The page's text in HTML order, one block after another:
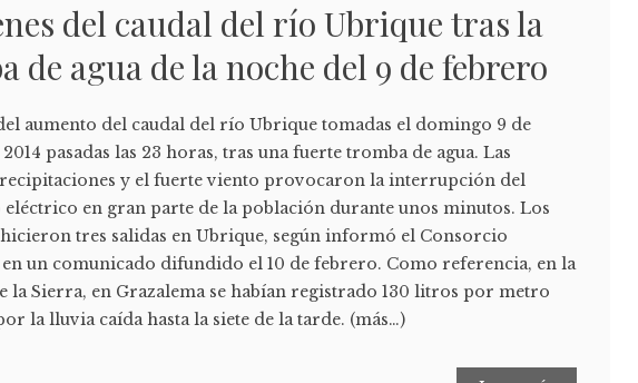
del caudal del río Ubrique tras la
de agua de la noche del 9 de febrero
aumento del caudal del río Ubrique tomadas el domingo 9 de
pasadas las 23 horas, tras una fuerte tromba de agua. Las
y el fuerte viento provocaron la interrupción del
en gran parte de la población durante unos minutos. Los
tres salidas en Ubrique, según informó el Consorcio
un comunicado difundido el 10 de febrero. Como referencia, en la
la Sierra, en Grazalema se habían registrado 130 litros por metro
la lluvia caída hasta la siete de la tarde. (más…)